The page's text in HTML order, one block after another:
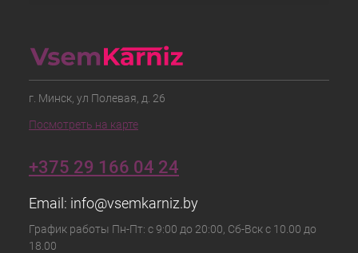
г. Минск, ул Полевая, д. 26
Посмотреть на карте
+375 29 166 04 24
Email: info@vsemkarniz.by
График работы Пн-Пт: с 9:00 до 20:00, Сб-Вск с 10.00 до
18.00